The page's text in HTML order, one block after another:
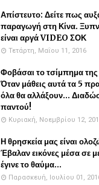
Απίστευτο: Δείτε πως
παραγωγή στη Κίνα.
είναι αργά VIDEO ΣΟΚ
Τετάρτη, Μαΐου 11, 2016
Φοβάσαι το τσίμπημα της
Όταν μάθεις αυτά τα 5
όλα θα αλλάξουν...
παντού!
Κυριακή, Νοεμβρίου 12,
Η θρησκεία μας είναι
Έβαλαν εικόνες μέσα σε
έγινε το θαύμα...
Παρασκευή, Ιουλίου 01,